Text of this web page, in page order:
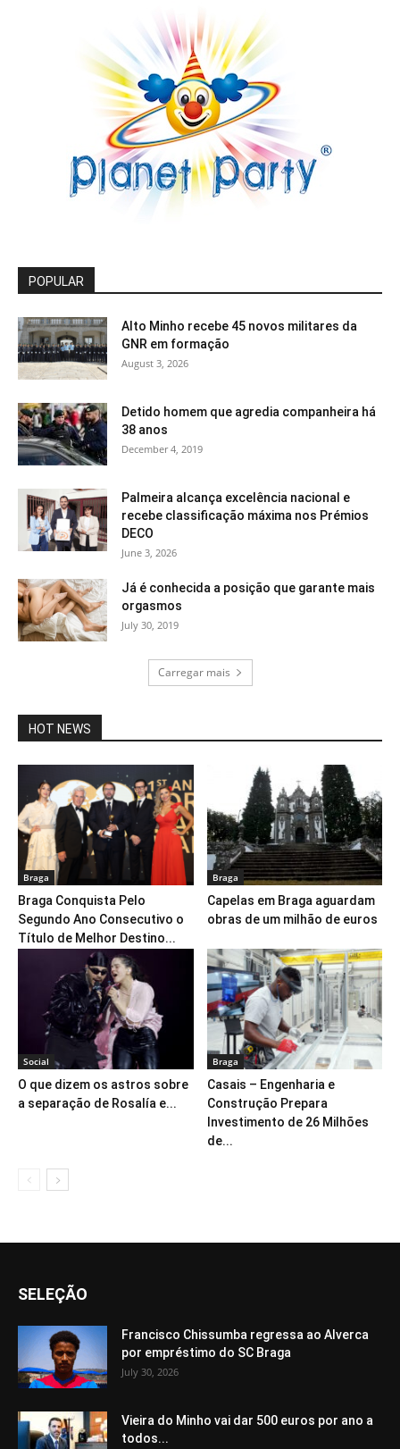
POPULAR
Alto Minho recebe 45 novos militares da
GNR em formação
August 3, 2026
Detido homem que agredia companheira há
38 anos
December 4, 2019
Palmeira alcança excelência nacional e
recebe classificação máxima nos Prémios
DECO
June 3, 2026
Já é conhecida a posição que garante mais
orgasmos
July 30, 2019
Carregar mais
HOT NEWS
Braga
Braga Conquista Pelo
Segundo Ano Consecutivo o
Título de Melhor Destino...
Braga
Capelas em Braga aguardam
obras de um milhão de euros
Social
O que dizem os astros sobre
a separação de Rosalía e...
Braga
Casais – Engenharia e
Construção Prepara
Investimento de 26 Milhões
de...
SELEÇÃO
Francisco Chissumba regressa ao Alverca
por empréstimo do SC Braga
July 30, 2026
Vieira do Minho vai dar 500 euros por ano a
todos...